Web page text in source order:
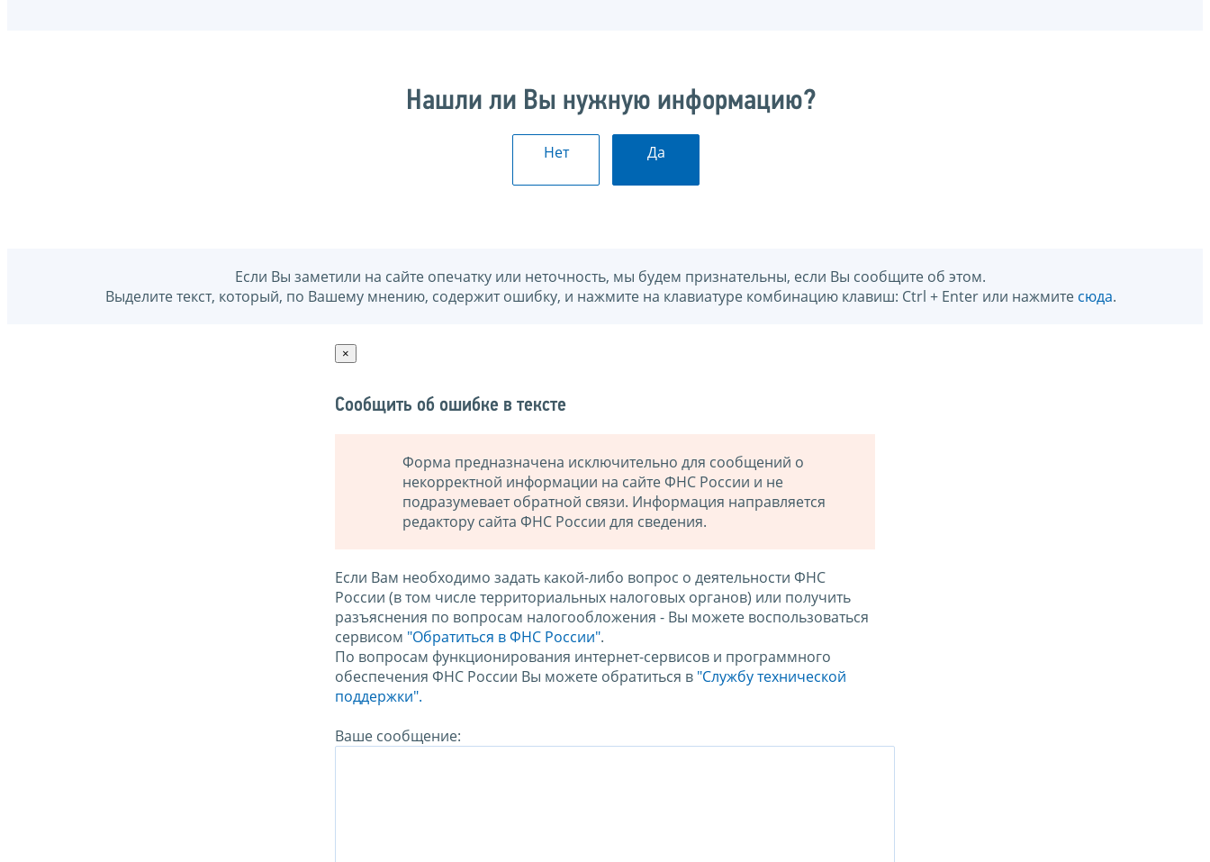
Нашли ли Вы нужную информацию?
Нет Да
Если Вы заметили на сайте опечатку или неточность, мы будем признательны, если Вы сообщите об этом.
Выделите текст, который, по Вашему мнению, содержит ошибку, и нажмите на клавиатуре комбинацию клавиш: Ctrl + Enter или нажмите сюда.
×
Сообщить об ошибке в тексте
Форма предназначена исключительно для сообщений о
некорректной информации на сайте ФНС России и не
подразумевает обратной связи. Информация направляется
редактору сайта ФНС России для сведения.
Если Вам необходимо задать какой-либо вопрос о деятельности ФНС
России (в том числе территориальных налоговых органов) или получить
разъяснения по вопросам налогообложения - Вы можете воспользоваться
сервисом "Обратиться в ФНС России".
По вопросам функционирования интернет-сервисов и программного
обеспечения ФНС России Вы можете обратиться в "Службу технической
поддержки".
Ваше сообщение: